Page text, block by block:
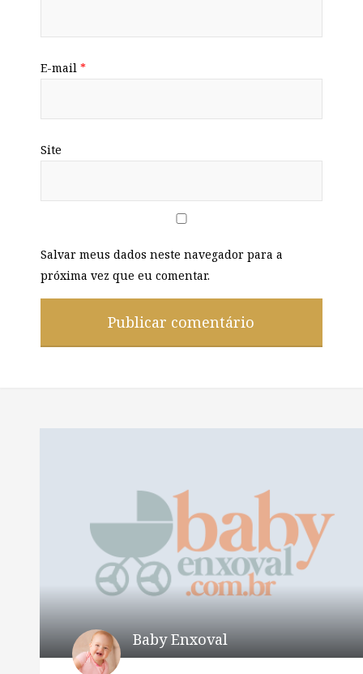
E-mail *
Site
Salvar meus dados neste navegador para a
próxima vez que eu comentar.
Baby Enxoval